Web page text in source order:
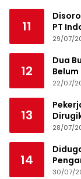
11
PT
29/07/
12
Dua
22/07/
13
28/07/
14
30/07/